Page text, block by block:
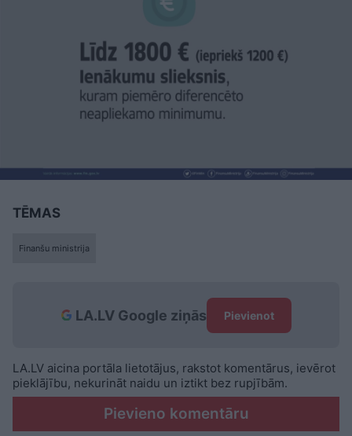
TĒMAS
Finanšu ministrija
LA.LV Google ziņās Pievienot
LA.LV aicina portāla lietotājus, rakstot komentārus, ievērot
pieklājību, nekurināt naidu un iztikt bez rupjībām.
Pievieno komentāru